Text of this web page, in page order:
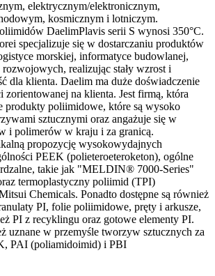
elektrycznym/elektronicznym,
kosmicznym i lotniczym.
DaelimPlavis serii S wynosi 350°C.
specjalizuje się w dostarczaniu produktów
morskiej, informatyce budowlanej,
rozwojowych, realizując stały wzrost i
dla klienta. Daelim ma duże doświadczenie
na klienta. Jest firmą, która
produkty poliimidowe, które są wysoko
sztucznymi oraz angażuje się w
i polimerów w kraju i za granicą.
propozycję wysokowydajnych
PEEK (polieteroeteroketon), ogólne
takie jak "MELDIN® 7000-Series"
termoplastyczny poliimid (TPI)
Chemicals. Ponadto dostępne są również
PI, folie poliimidowe, pręty i arkusze,
PI z recyklingu oraz gotowe elementy PI.
uznane w przemyśle tworzyw sztucznych za
PAI (poliamidoimid) i PBI